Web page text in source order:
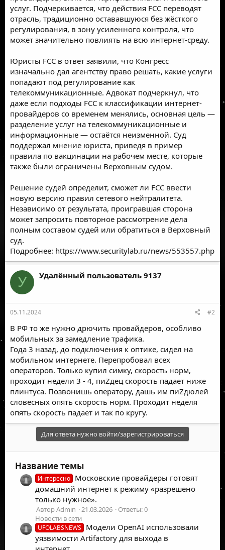
услуг. Подчеркивается, что действия FCC переводят
отрасль, традиционно остававшуюся без жёсткого
регулирования, в зону усиленного контроля, что
может значительно повлиять на всю интернет-среду.
Юристы FCC в ответ заявили, что Конгресс
изначально дал агентству право решать, какие услуги
попадают под регулирование как
телекоммуникационные. Адвокат подчеркнул, что
даже если подходы FCC к классификации интернет-
провайдеров со временем менялись, основная цель —
разделение услуг на телекоммуникационные и
информационные — остаётся неизменной. Суд
поддержал мнение юриста, приведя в пример
правила по вакцинации на рабочем месте, которые
также были ограничены Верховным судом.
Решение судей определит, сможет ли FCC ввести
новую версию правил сетевого нейтралитета.
Независимо от результата, проигравшая сторона
может запросить повторное рассмотрение дела
полным составом судей или обратиться в Верховный
суд.
Подробнее: https://www.securitylab.ru/news/553557.php
У Удалённый пользователь 9137
05.11.2024 #2
В РФ то же нужно дрючить провайдеров, особливо
мобильных за замедление трафика.
Года 3 назад, до подключения к оптике, сидел на
мобильном интернете. Перепробовал всех
операторов. Только купил симку, скорость норм,
проходит недели 3 - 4, пиZдец скорость падает ниже
плинтуса. Позвонишь оператору, дашь им пиZдюлей
словесных опять скорость норм. Проходит неделя
опять скорость падает и так по кругу.
Для ответа нужно войти/зарегистрироваться
Название темы
Интересно Московские провайдеры готовят
домашний интернет к режиму «разрешено
только нужное».
Автор Admin 21.03.2026
Ответы: 0
Новости в сети
UFOLABSNEWS
Модели OpenAI использовали
уязвимости Artifactory для выхода в